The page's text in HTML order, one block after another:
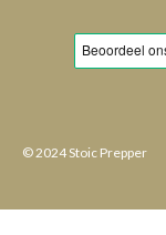
© 2024 Stoic Prepper